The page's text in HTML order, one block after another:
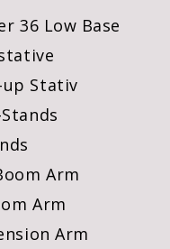
36 Low Base
up Stativ
Arm
Arm
Arm